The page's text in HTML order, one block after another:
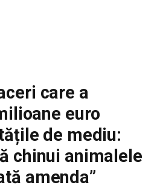
care a
euro
de mediu:
chinui animalele
amenda”